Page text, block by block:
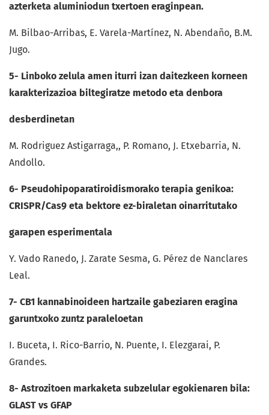
azterketa aluminiodun txertoen eraginpean.
M. Bilbao-Arribas, E. Varela-Martínez, N. Abendaño, B.M.
Jugo.
5- Linboko zelula amen iturri izan daitezkeen korneen
karakterizazioa biltegiratze metodo eta denbora
desberdinetan
M. Rodriguez Astigarraga,, P. Romano, J. Etxebarria, N.
Andollo.
6- Pseudohipoparatiroidismorako terapia genikoa:
CRISPR/Cas9 eta bektore ez-biraletan oinarritutako
garapen esperimentala
Y. Vado Ranedo, J. Zarate Sesma, G. Pérez de Nanclares
Leal.
7- CB1 kannabinoideen hartzaile gabeziaren eragina
garuntxoko zuntz paraleloetan
I. Buceta, I. Rico-Barrio, N. Puente, I. Elezgarai, P.
Grandes.
8- Astrozitoen markaketa subzelular egokienaren bila:
GLAST vs GFAP